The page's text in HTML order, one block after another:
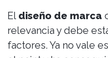
El diseño de marca
relevancia y debe
factores. Ya no vale